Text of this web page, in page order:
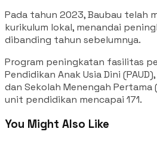
Pada tahun 2023, Baubau telah
kurikulum lokal, menandai
dibanding tahun sebelumnya.
Program peningkatan fasilitas
Pendidikan Anak Usia Dini
dan Sekolah Menengah Pertama
unit pendidikan mencapai 171.
You Might Also Like